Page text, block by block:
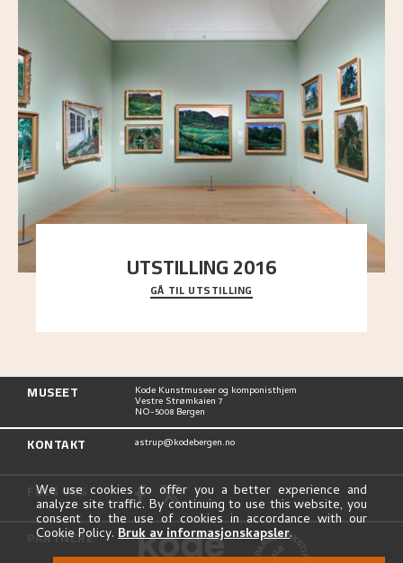
UTSTILLING 2016
En komplett oversikt over Nikolai Astrups
utstillinger, fra debuten i 1900 og frem til i dag.
GÅ TIL UTSTILLING
MUSEET Kode Kunstmuseer og komponisthjem
Vestre Strømkaien 7
NO-5008 Bergen
KONTAKT astrup@kodebergen.no
FØLG OSS
PARTNERE
We use cookies to offer you a better experience and
analyze site traffic. By continuing to use this website, you
consent to the use of cookies in accordance with our
Cookie Policy. Bruk av informasjonskapsler.